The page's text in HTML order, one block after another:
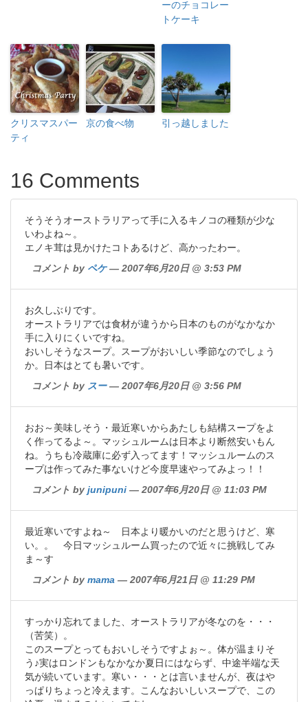
ーのチョコレー
トケーキ
クリスマスパー
ティ
京の食べ物 引っ越しました
16 Comments
そうそうオーストラリアって手に入るキノコの種類が少な
いわよね～。
エノキ茸は見かけたコトあるけど、高かったわー。
コメント by ペケ— 2007年6月20日 @ 3:53 PM
お久しぶりです。
オーストラリアでは食材が違うから日本のものがなかなか
手に入りにくいですね。
おいしそうなスープ。スープがおいしい季節なのでしょう
か。日本はとても暑いです。
コメント by スー— 2007年6月20日 @ 3:56 PM
おお～美味しそう・最近寒いからあたしも結構スープをよ
く作ってるよ～。マッシュルームは日本より断然安いもん
ね。うちも冷蔵庫に必ず入ってます！マッシュルームのス
ープは作ってみた事ないけど今度早速やってみよっ！！
コメント by junipuni — 2007年6月20日 @ 11:03 PM
最近寒いですよね～ 日本より暖かいのだと思うけど、寒
い。。 今日マッシュルーム買ったので近々に挑戦してみ
ま～す
コメント by mama — 2007年6月21日 @ 11:29 PM
すっかり忘れてました、オーストラリアが冬なのを・・・
（苦笑）。
このスープとってもおいしそうですよぉ～。体が温まりそ
う♪実はロンドンもなかなか夏日にはならず、中途半端な天
気が続いています。寒い・・・とは言いませんが、夜はや
っぱりちょっと冷えます。こんなおいしいスープで、この